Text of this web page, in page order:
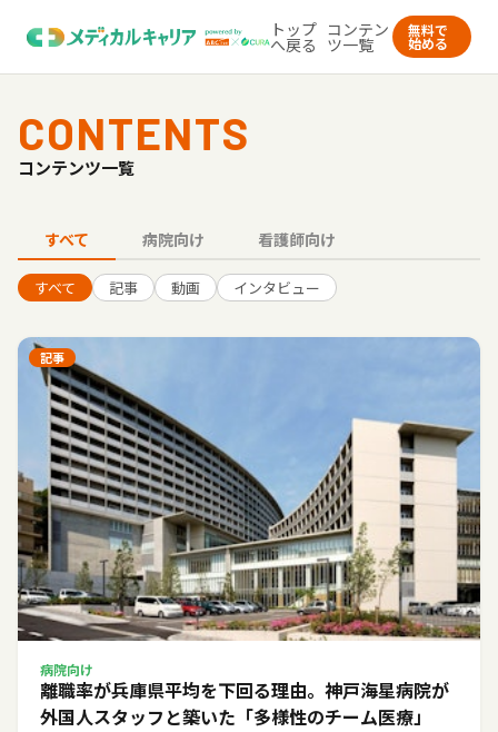
トップ
へ戻る
コンテン
ツ一覧
無料で
始める
CONTENTS
コンテンツ一覧
すべて 病院向け 看護師向け
すべて 記事 動画 インタビュー
記事
病院向け
離職率が兵庫県平均を下回る理由。神戸海星病院が
外国人スタッフと築いた「多様性のチーム医療」